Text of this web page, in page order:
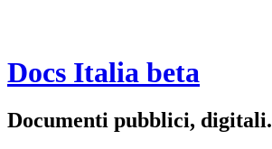
Docs Italia beta
Documenti pubblici, digitali.